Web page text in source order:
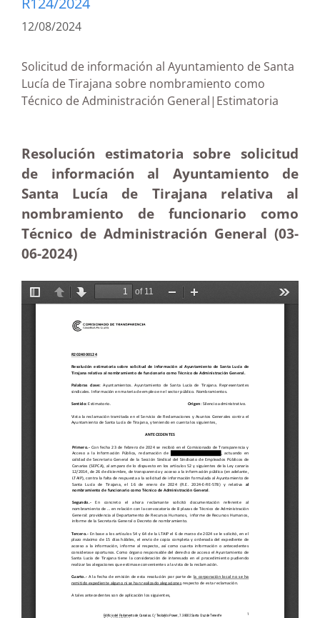
12/08/2024
Solicitud de información al Ayuntamiento de Santa
Lucía de Tirajana sobre nombramiento como
Técnico de Administración General|Estimatoria
Resolución estimatoria sobre solicitud
de información al Ayuntamiento de
Santa Lucía de Tirajana relativa al
nombramiento de funcionario como
Técnico de Administración General (03-
06-2024)